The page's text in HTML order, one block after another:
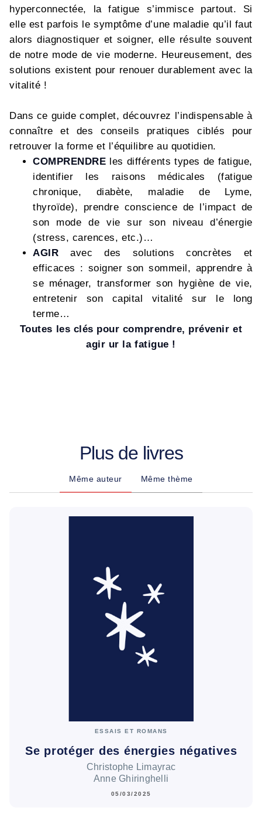
hyperconnectée, la fatigue s’immisce partout. Si
elle est parfois le symptôme d’une maladie qu’il faut
alors diagnostiquer et soigner, elle résulte souvent
de notre mode de vie moderne. Heureusement, des
solutions existent pour renouer durablement avec la
vitalité !
Dans ce guide complet, découvrez l’indispensable à
connaître et des conseils pratiques ciblés pour
retrouver la forme et l’équilibre au quotidien.
COMPRENDRE les différents types de fatigue,
identifier les raisons médicales (fatigue
chronique, diabète, maladie de Lyme,
thyroïde), prendre conscience de l’impact de
son mode de vie sur son niveau d’énergie
(stress, carences, etc.)…
AGIR avec des solutions concrètes et
efficaces : soigner son sommeil, apprendre à
se ménager, transformer son hygiène de vie,
entretenir son capital vitalité sur le long
terme…
Toutes les clés pour comprendre, prévenir et
agir ur la fatigue !
Plus de livres
Même auteur Même thème
ESSAIS ET ROMANS
Se protéger des énergies négatives
Christophe Limayrac
Anne Ghiringhelli
05/03/2025